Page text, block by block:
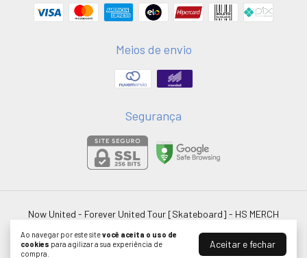
Ao navegar por este sitevocê aceita o uso de
cookies para agilizar a sua experiência de
compra.
Aceitar e fechar
Meios de envio
Segurança
Now United - Forever United Tour [Skateboard] - HS MERCH